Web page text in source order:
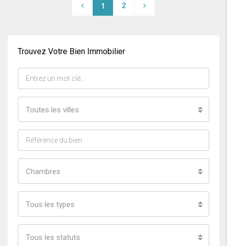
1 2
Trouvez Votre Bien Immobilier
Toutes les villes
Chambres
Tous les types
Tous les statuts